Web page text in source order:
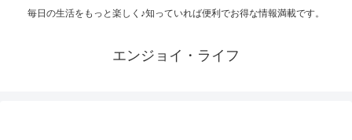
毎日の生活をもっと楽しく♪知っていれば便利でお得な情報満載です。
エンジョイ・ライフ